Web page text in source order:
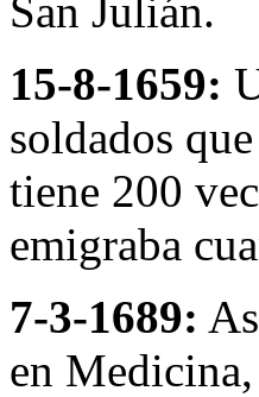
San Julián.
15-8-1659:
soldados
tiene 200
emigraba
7-3-1689:
en